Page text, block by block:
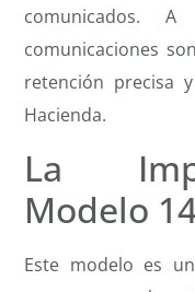
comunicados.
comunicaciones
retención precisa
Hacienda.
La
Modelo
Este modelo es